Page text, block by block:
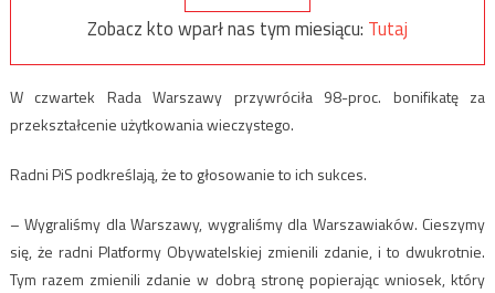
Zobacz kto wparł nas tym miesiącu: Tutaj
W czwartek Rada Warszawy przywróciła 98-proc. bonifikatę za
przekształcenie użytkowania wieczystego.
Radni PiS podkreślają, że to głosowanie to ich sukces.
– Wygraliśmy dla Warszawy, wygraliśmy dla Warszawiaków. Cieszymy
się, że radni Platformy Obywatelskiej zmienili zdanie, i to dwukrotnie.
Tym razem zmienili zdanie w dobrą stronę popierając wniosek, który